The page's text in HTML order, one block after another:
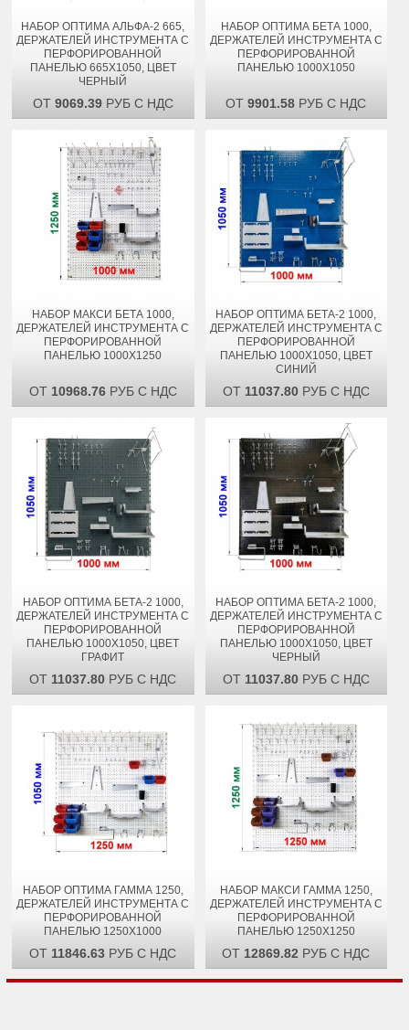
НАБОР ОПТИМА АЛЬФА-2 665,
ДЕРЖАТЕЛЕЙ ИНСТРУМЕНТА С
ПЕРФОРИРОВАННОЙ
ПАНЕЛЬЮ 665Х1050, ЦВЕТ
ЧЕРНЫЙ
ОТ 9069.39РУБ С НДС
НАБОР ОПТИМА БЕТА 1000,
ДЕРЖАТЕЛЕЙ ИНСТРУМЕНТА С
ПЕРФОРИРОВАННОЙ
ПАНЕЛЬЮ 1000Х1050
ОТ9901.58 РУБ С НДС
НАБОР МАКСИ БЕТА 1000,
ДЕРЖАТЕЛЕЙ ИНСТРУМЕНТА С
ПЕРФОРИРОВАННОЙ
ПАНЕЛЬЮ 1000Х1250
ОТ 10968.76РУБ С НДС
НАБОР ОПТИМА БЕТА-2 1000,
ДЕРЖАТЕЛЕЙ ИНСТРУМЕНТА С
ПЕРФОРИРОВАННОЙ
ПАНЕЛЬЮ 1000Х1050, ЦВЕТ
СИНИЙ
ОТ 11037.80РУБ С НДС
НАБОР ОПТИМА БЕТА-2 1000,
ДЕРЖАТЕЛЕЙ ИНСТРУМЕНТА С
ПЕРФОРИРОВАННОЙ
ПАНЕЛЬЮ 1000Х1050, ЦВЕТ
ГРАФИТ
ОТ 11037.80 РУБ С НДС
НАБОР ОПТИМА БЕТА-2 1000,
ДЕРЖАТЕЛЕЙ ИНСТРУМЕНТА С
ПЕРФОРИРОВАННОЙ
ПАНЕЛЬЮ 1000Х1050, ЦВЕТ
ЧЕРНЫЙ
ОТ 11037.80РУБ С НДС
НАБОР ОПТИМА ГАММА 1250,
ДЕРЖАТЕЛЕЙ ИНСТРУМЕНТА С
ПЕРФОРИРОВАННОЙ
ПАНЕЛЬЮ 1250Х1000
ОТ 11846.63 РУБ С НДС
НАБОР МАКСИ ГАММА 1250,
ДЕРЖАТЕЛЕЙ ИНСТРУМЕНТА С
ПЕРФОРИРОВАННОЙ
ПАНЕЛЬЮ 1250Х1250
ОТ 12869.82 РУБ С НДС